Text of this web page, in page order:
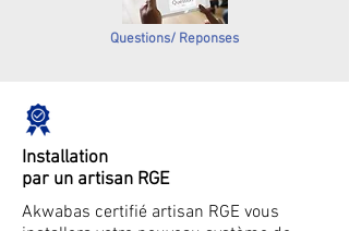
Questions/ Reponses
Installation
par un artisan RGE
Akwabas certifié artisan RGE vous